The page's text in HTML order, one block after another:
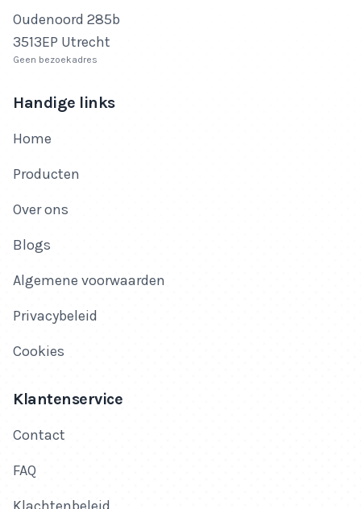
Adres
Oudenoord 285b
3513EP Utrecht
Geen bezoekadres
Handige links
Home
Producten
Over ons
Blogs
Algemene voorwaarden
Privacybeleid
Cookies
Klantenservice
Contact
FAQ